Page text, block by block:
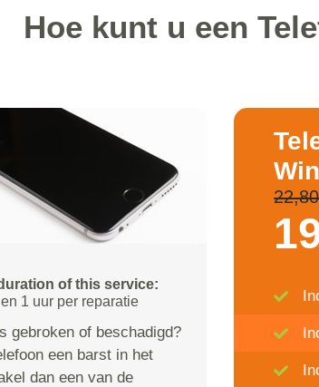
Hoe kunt u een
of this service:
1 uur per reparatie
gebroken of beschadigd?
een barst in het
dan een van de
22,80